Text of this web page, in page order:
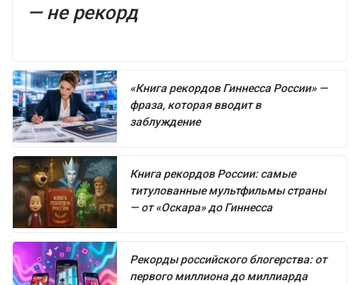
— не рекорд
«Книга рекордов Гиннесса России» —
фраза, которая вводит в
заблуждение
Книга рекордов России: самые
титулованные мультфильмы страны
— от «Оскара» до Гиннесса
Рекорды российского блогерства: от
первого миллиона до миллиарда